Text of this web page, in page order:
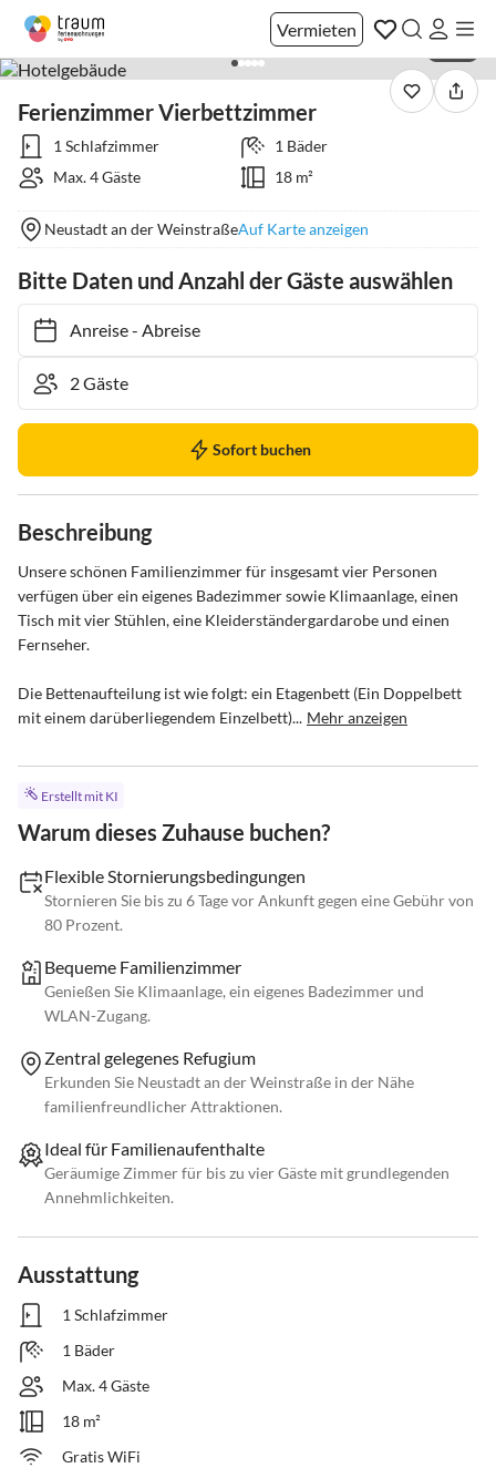
Vermieten
Ferienzimmer Vierbettzimmer
1 Schlafzimmer
1 Bäder
Max. 4 Gäste
18 m²
Neustadt an der WeinstraßeAuf Karte anzeigen
Bitte Daten und Anzahl der Gäste auswählen
Anreise- Abreise
Sofort buchen
Beschreibung
Unsere schönen Familienzimmer für insgesamt vier Personen
verfügen über ein eigenes Badezimmer sowie Klimaanlage, einen
Tisch mit vier Stühlen, eine Kleiderständergardarobe und einen
Fernseher.
Die Bettenaufteilung ist wie folgt: ein Etagenbett (Ein Doppelbett
mit einem darüberliegendem Einzelbett)... Mehr anzeigen
Erstellt mit KI
Warum dieses Zuhause buchen?
Flexible Stornierungsbedingungen
Stornieren Sie bis zu 6 Tage vor Ankunft gegen eine Gebühr von
80 Prozent.
Bequeme Familienzimmer
Genießen Sie Klimaanlage, ein eigenes Badezimmer und
WLAN-Zugang.
Zentral gelegenes Refugium
Erkunden Sie Neustadt an der Weinstraße in der Nähe
familienfreundlicher Attraktionen.
Ideal für Familienaufenthalte
Geräumige Zimmer für bis zu vier Gäste mit grundlegenden
Annehmlichkeiten.
Ausstattung
1 Schlafzimmer
1 Bäder
Max. 4 Gäste
18 m²
Gratis WiFi